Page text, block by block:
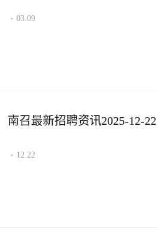
· 03.09
南召最新招聘资讯2025-12-22
· 12.22